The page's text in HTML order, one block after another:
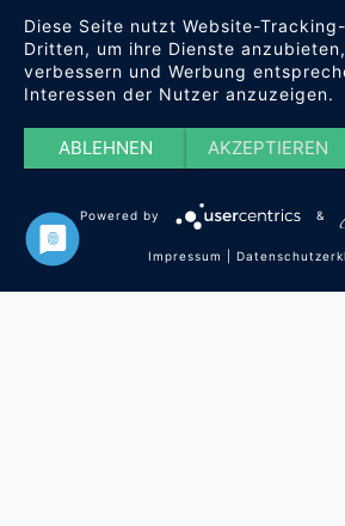
Diese Seite nutzt Website-
Dritten, um ihre Dienste
verbessern und Werbung
Interessen der Nutzer anzuzeigen.
ABLEHNEN AKZEPTIEREN
Powered by &
Impressum